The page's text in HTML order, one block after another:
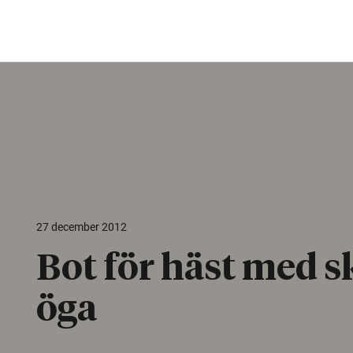
27 december 2012
Bot för häst med
öga